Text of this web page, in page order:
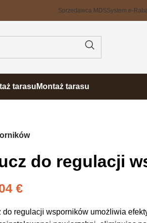
Sprzedawca MDSSystem e-
tarasu Montaż tarasu
do regulacji
€
do regulacji wsporników umożliwia